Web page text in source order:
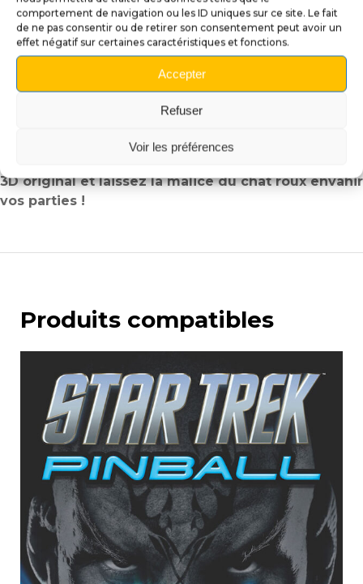
comportement de navigation ou les ID uniques sur ce site. Le fait
de ne pas consentir ou de retirer son consentement peut avoir un
effet négatif sur certaines caractéristiques et fonctions.
Accepter
Refuser
Voir les préférences
regards et apporte une touche d’originalité.
Une finition artisanale de qualité :Chaque pièce,
travaillée avec soin, garantit un rendu exceptionnel
Note :En raison de sa fabrication artisanale, les
couleurs et finitions peuvent légèrement varier. Chaque
3D original et laissez la malice du chat roux envahir
vos parties !
Produits compatibles